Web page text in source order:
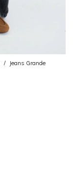
/ Jeans Grande